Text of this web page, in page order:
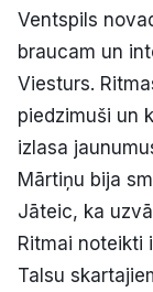
Ventspils
braucam un
Viesturs.
piedzimuši un
izlasa
Mārtiņu bija
Jāteic, ka
Ritmai noteikti
Talsu